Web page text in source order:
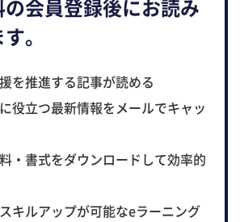
会員登録後にお読み
。
を推進する記事が読める
役立つ最新情報をメールでキャッ
・書式をダウンロードして効率的
キルアップが可能なeラーニング